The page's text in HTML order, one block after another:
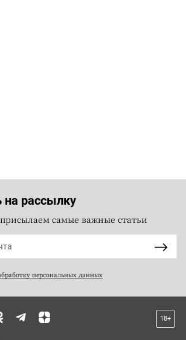
рассылку
самые важные статьи
персональных данных
18+